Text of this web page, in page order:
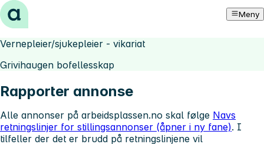
Hopp til innhold Meny
Vernepleier/sjukepleier - vikariat
Grivihaugen bofellesskap
Rapporter annonse
Alle annonser på arbeidsplassen.no skal følge Navs
retningslinjer for stillingsannonser (åpner i ny fane). I
tilfeller der det er brudd på retningslinjene vil